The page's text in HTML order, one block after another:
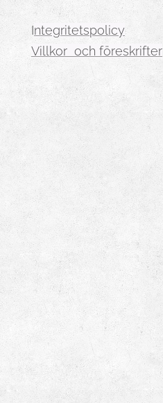
Integritetspolicy
Villkor och föreskrifter